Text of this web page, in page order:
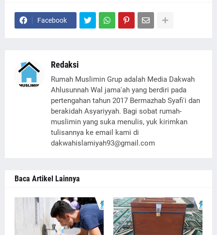
Facebook
Redaksi
Rumah Muslimin Grup adalah Media Dakwah
Ahlusunnah Wal jama'ah yang berdiri pada
pertengahan tahun 2017 Bermazhab Syafi'i dan
berakidah Asyariyyah. Bagi sobat rumah-
muslimin yang suka menulis, yuk kirimkan
tulisannya ke email kami di
dakwahislamiyah93@gmail.com
Baca Artikel Lainnya